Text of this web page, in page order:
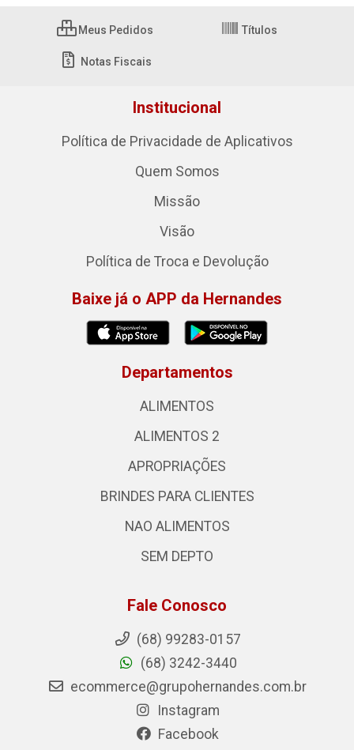
Meus Pedidos Títulos
Notas Fiscais
Institucional
Política de Privacidade de Aplicativos
Quem Somos
Missão
Visão
Política de Troca e Devolução
Baixe já o APP da Hernandes
Departamentos
ALIMENTOS
ALIMENTOS 2
APROPRIAÇÕES
BRINDES PARA CLIENTES
NAO ALIMENTOS
SEM DEPTO
Fale Conosco
(68) 99283-0157
(68) 3242-3440
ecommerce@grupohernandes.com.br
Instagram
Facebook